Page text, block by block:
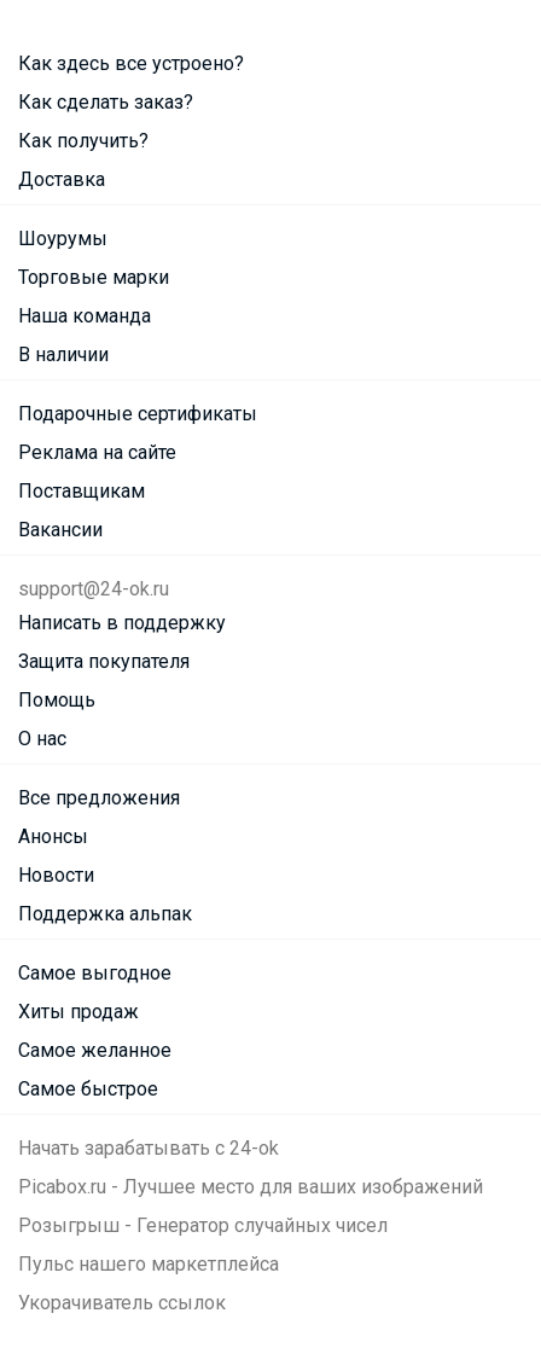
Как здесь все устроено?
Как сделать заказ?
Как получить?
Доставка
Шоурумы
Торговые марки
Наша команда
В наличии
Подарочные сертификаты
Реклама на сайте
Поставщикам
Вакансии
support@24-ok.ru
Написать в поддержку
Защита покупателя
Помощь
О нас
Все предложения
Анонсы
Новости
Поддержка альпак
Самое выгодное
Хиты продаж
Самое желанное
Самое быстрое
Начать зарабатывать с 24-ok
Picabox.ru - Лучшее место для ваших изображений
Розыгрыш - Генератор случайных чисел
Пульс нашего маркетплейса
Укорачиватель ссылок